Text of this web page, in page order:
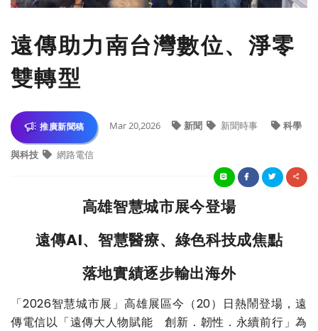
遠傳助力南台灣數位、淨零
雙轉型
推廣新聞稿 Mar 20,2026 新聞 新聞時事 科學
與科技 網路電信
高雄智慧城市展今登場
遠傳AI、智慧醫療、綠色科技成焦點
落地實績逐步輸出海外
「2026智慧城市展」高雄展區今（20）日熱鬧登場，遠
傳電信以「遠傳大人物賦能 創新．韌性．永續前行」為